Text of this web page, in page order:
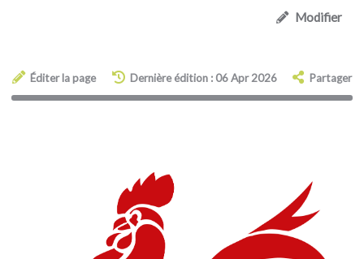
Modifier
Éditer la page Dernière édition : 06 Apr 2026 Partager